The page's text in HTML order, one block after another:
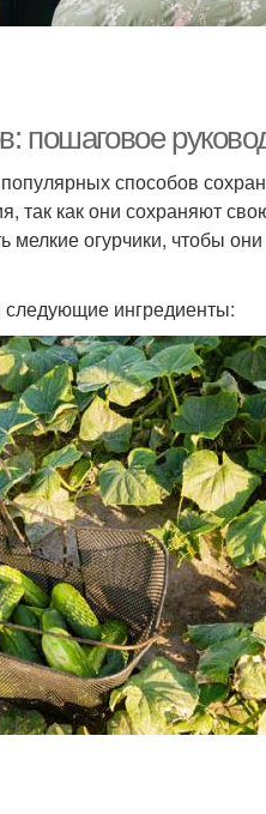
пошаговое
способов
как они сохраняют
мелкие огурчики, чтобы
ингредиенты: